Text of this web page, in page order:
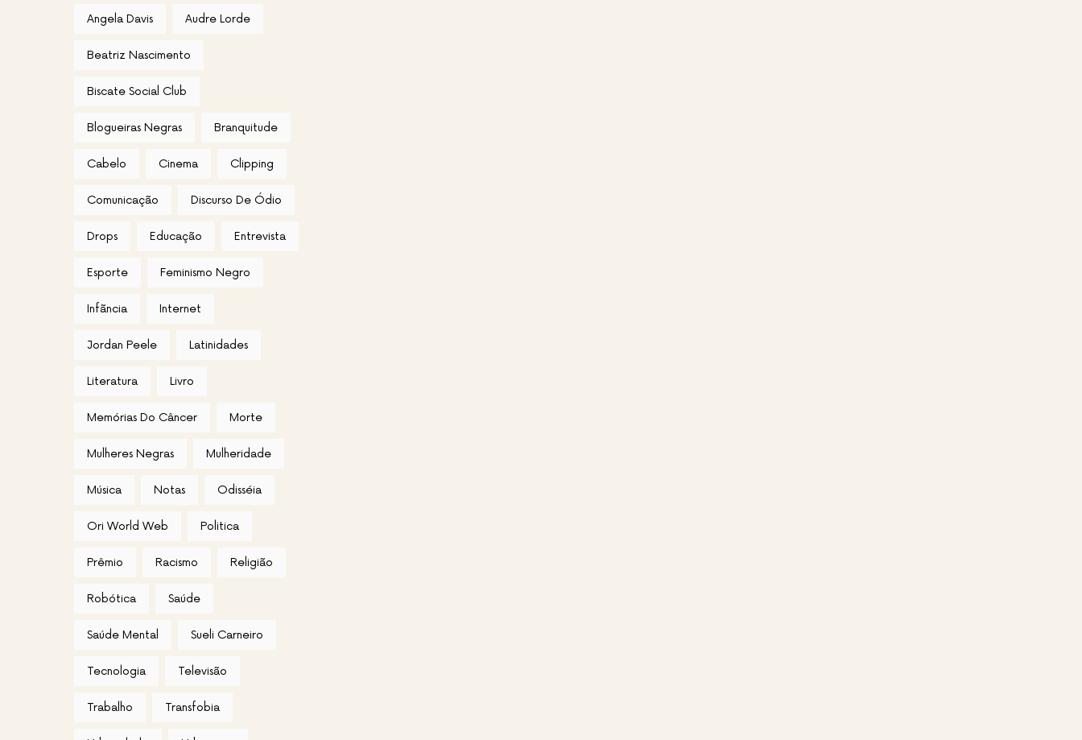
Angela Davis Audre Lorde
Beatriz Nascimento
Biscate Social Club
Blogueiras Negras Branquitude
Cabelo Cinema Clipping
Comunicação Discurso De Ódio
Drops Educação Entrevista
Esporte Feminismo Negro
Infãncia Internet
Jordan Peele Latinidades
Literatura Livro
Memórias Do Câncer Morte
Mulheres Negras Mulheridade
Música Notas Odisséia
Ori World Web Politica
Prêmio Racismo Religião
Robótica Saúde
Saúde Mental Sueli Carneiro
Tecnologia Televisão
Trabalho Transfobia